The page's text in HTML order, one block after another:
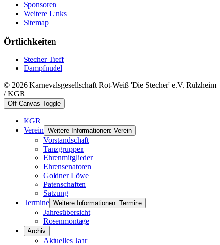
Sponsoren
Weitere Links
Sitemap
Örtlichkeiten
Stecher Treff
Dampfnudel
© 2026 Karnevalsgesellschaft Rot-Weiß 'Die Stecher' e.V. Rülzheim
/ KGR
Off-Canvas Toggle
KGR
Verein Weitere Informationen: Verein
Vorstandschaft
Tanzgruppen
Ehrenmitglieder
Ehrensenatoren
Goldner Löwe
Patenschaften
Satzung
Termine Weitere Informationen: Termine
Jahresübersicht
Rosenmontage
Archiv
Aktuelles Jahr